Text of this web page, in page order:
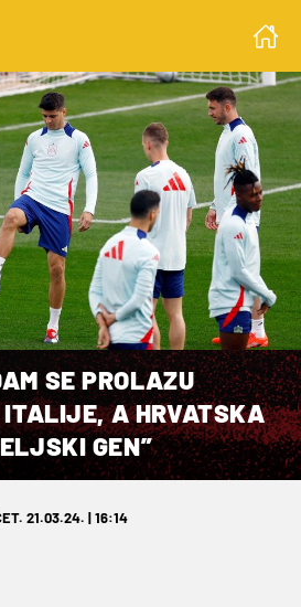
SE PROLAZU
A HRVATSKA
GEN”
21.03.24. | 16:14